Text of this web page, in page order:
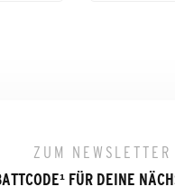
ZUM
¹FÜR DEINE